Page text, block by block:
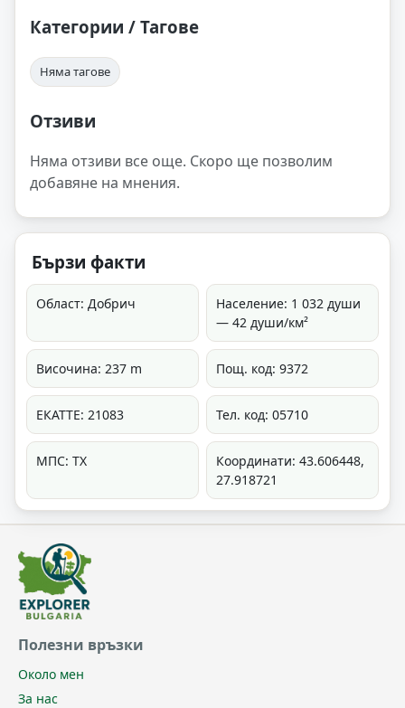
Категории / Тагове
Няма тагове
Отзиви
Няма отзиви все още. Скоро ще позволим
добавяне на мнения.
Бързи факти
Област: Добрич
Население: 1 032 души
— 42 души/км²
Височина: 237 m Пощ. код: 9372
ЕКАТТЕ: 21083 Тел. код: 05710
МПС: ТХ
Координати: 43.606448,
27.918721
Полезни връзки
Около мен
За нас